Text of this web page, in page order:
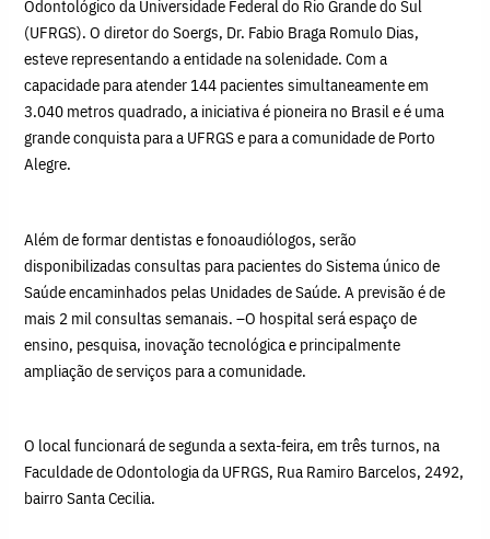
Odontológico da Universidade Federal do Rio Grande do Sul
(UFRGS). O diretor do Soergs, Dr. Fabio Braga Romulo Dias,
esteve representando a entidade na solenidade. Com a
capacidade para atender 144 pacientes simultaneamente em
3.040 metros quadrado, a iniciativa é pioneira no Brasil e é uma
grande conquista para a UFRGS e para a comunidade de Porto
Alegre.
Além de formar dentistas e fonoaudiólogos, serão
disponibilizadas consultas para pacientes do Sistema único de
Saúde encaminhados pelas Unidades de Saúde. A previsão é de
mais 2 mil consultas semanais. –O hospital será espaço de
ensino, pesquisa, inovação tecnológica e principalmente
ampliação de serviços para a comunidade.
O local funcionará de segunda a sexta-feira, em três turnos, na
Faculdade de Odontologia da UFRGS, Rua Ramiro Barcelos, 2492,
bairro Santa Cecilia.